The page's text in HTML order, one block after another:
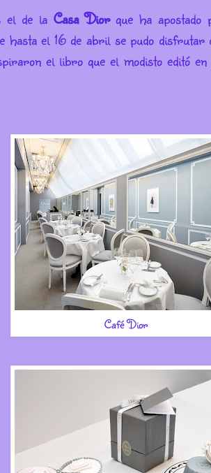
el de la Casa Diorque ha
hasta el 16 de abril se pudo
el libro que el modisto editó
Café Dior